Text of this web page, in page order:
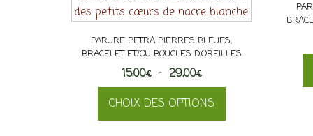
PARURE PETRA PIERRES BLEUES,
BRACELET ET/OU BOUCLES D’OREILLES
15,00€ – 29,00€Plage
de
prix :
15,00€
CHOIX DES OPTIONS